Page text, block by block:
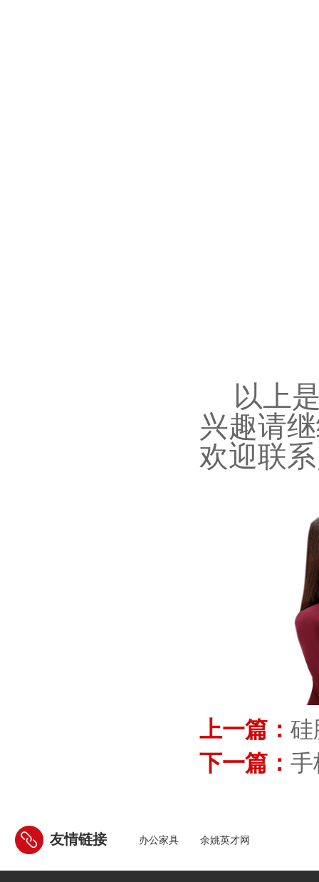
以上
兴趣请
欢迎联
上一篇： 硅
下一篇： 手
友情链接 办公家具 余姚英才网